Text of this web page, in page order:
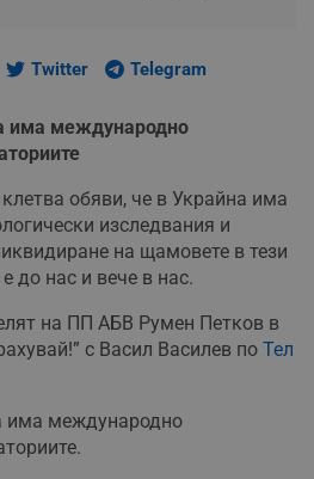
Twitter Telegram
има международно
обяви, че в Украйна има
изследвания и
на щамовете в тези
до нас и вече в нас.
на ПП АБВ Румен Петков в
с Васил Василев по Тел
има международно